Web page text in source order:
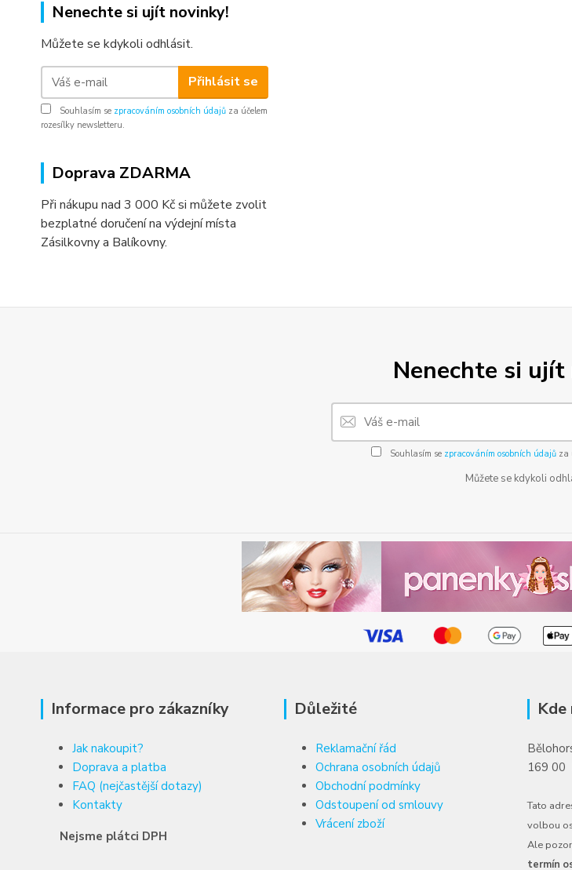
Nenechte si ujít novinky!
Můžete se kdykoli odhlásit.
Přihlásit se
Souhlasím se zpracováním osobních údajů za účelem
rozesílky newsletteru.
Doprava ZDARMA
Při nákupu nad 3 000 Kč si můžete zvolit
bezplatné doručení na výdejní místa
Zásilkovny a Balíkovny.
Nenechte si ujít
Souhlasím se zpracováním osobních údajůza
Můžete se kdykoli
Informace pro zákazníky
Jak nakoupit?
Doprava a platba
FAQ (nejčastější dotazy)
Kontakty
Nejsme plátci DPH
Důležité
Reklamační řád
Ochrana osobních údajů
Obchodní podmínky
Odstoupení od smlouvy
Vrácení zboží
Kde
169 00
Tato
volbou
Ale
termín